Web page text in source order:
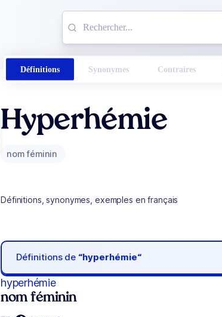
Définitions Synonymes Contraires
Hyperhémie
nom féminin
Définitions, synonymes, exemples en français
Définitions de “hyperhémie“
hyperhémie
nom féminin